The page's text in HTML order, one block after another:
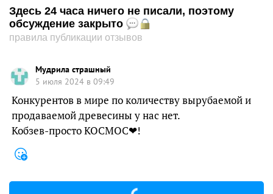
Здесь 24 часа ничего не писали, поэтому
обсуждение закрыто
правила публикации отзывов
Мудрила страшный
5 июля 2024 в 09:49
Конкурентов в мире по количеству вырубаемой и
продаваемой древесины у нас нет.
Кобзев-просто КОСМОС❤!